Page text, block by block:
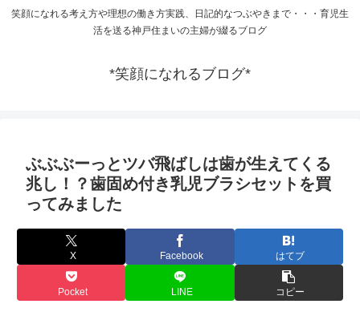
笑顔になれる考え方や理想の働き方実践、日記的なつぶやきまで・・・育児生
活を送る神戸住まいの主婦が綴るブログ
*笑顔になれるブログ*
ぶぶぶーっとツバ飛ばしは歯が生えてくる
兆し！？歯固め付き乳児ブラシセットを買
ってみました
X Facebook はてブ
Pocket LINE コピー